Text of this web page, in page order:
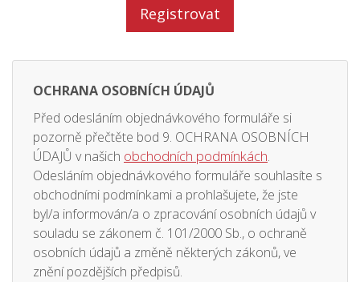
Registrovat
OCHRANA OSOBNÍCH ÚDAJŮ
Před odesláním objednávkového formuláře si
pozorně přečtěte bod 9. OCHRANA OSOBNÍCH
ÚDAJŮ v našich obchodních podmínkách.
Odesláním objednávkového formuláře souhlasíte s
obchodními podmínkami a prohlašujete, že jste
byl/a informován/a o zpracování osobních údajů v
souladu se zákonem č. 101/2000 Sb., o ochraně
osobních údajů a změně některých zákonů, ve
znění pozdějších předpisů.